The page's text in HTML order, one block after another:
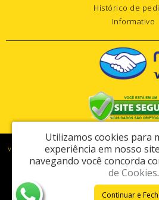
Histórico de
Informativo
Vipart Com. de Maq. e Equip. para Constr. Civil
I.E.:
Rua Martiniano Lemos Leite, 249 - Vila Jovina
Vipart © 2026
Utilizamos cookies para
experiência em nosso
navegando você concorda
de Cookies.
Continuar e